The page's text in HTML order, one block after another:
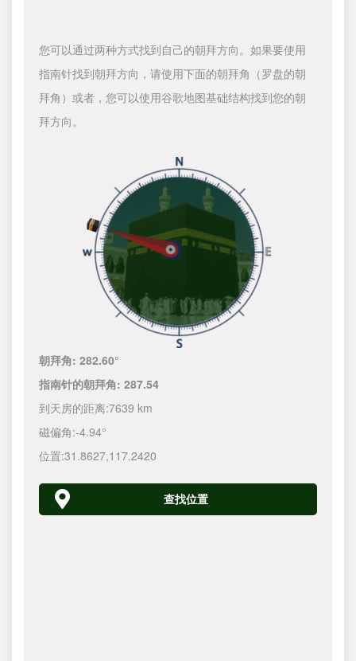
您可以通过两种方式找到自己的朝拜方向。如果要使用
指南针找到朝拜方向，请使用下面的朝拜角（罗盘的朝
拜角）或者，您可以使用谷歌地图基础结构找到您的朝
拜方向。
朝拜角:282.60°
指南针的朝拜角:287.54
到天房的距离:7639 km
磁偏角:-4.94°
位置:31.8627,117.2420
查找位置